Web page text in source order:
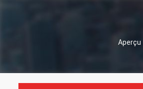
Aperçu